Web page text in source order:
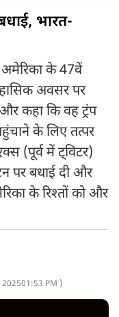
भारत-
अमेरिका के 47वें
अवसर पर
और कहा कि वह ट्रंप
के लिए तत्पर
(पूर्व में ट्विटर)
पर बधाई दी और
के रिश्तों को और
01:53 PM )